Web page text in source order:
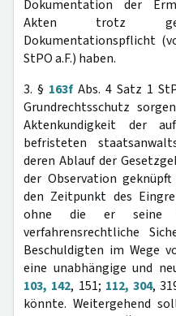
Dokumentation der
Akten trotz
Dokumentationspflicht
StPO a.F.) haben.
3. § 163f Abs. 4 Satz 1
Grundrechtsschutz
Aktenkundigkeit der
befristeten
deren Ablauf der
der Observation
den Zeitpunkt des
ohne die er seine
verfahrensrechtliche
Beschuldigten im Wege
eine unabhängige und
103, 142, 151; 112, 304,
könnte. Weitergehend